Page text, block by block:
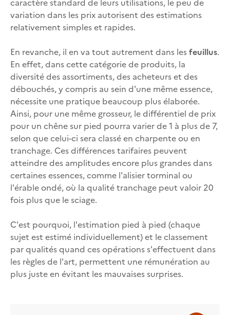
variation dans les prix autorisent des estimations
relativement simples et rapides.
En revanche, il en va tout autrement dans lesfeuillus.
En effet, dans cette catégorie de produits, la
diversité des assortiments, des acheteurs et des
débouchés, y compris au sein d'une même essence,
nécessite une pratique beaucoup plus élaborée.
Ainsi, pour une même grosseur, le différentiel de prix
pour un chêne sur pied pourra varier de 1 à plus de 7,
selon que celui-ci sera classé en charpente ou en
tranchage. Ces différences tarifaires peuvent
atteindre des amplitudes encore plus grandes dans
certaines essences, comme l'alisier torminal ou
l'érable ondé, où la qualité tranchage peut valoir 20
fois plus que le sciage.
C'est pourquoi, l'estimation pied à pied (chaque
sujet est estimé individuellement) et le classement
par qualités quand ces opérations s'effectuent dans
les règles de l'art, permettent une rémunération au
plus juste en évitant les mauvaises surprises.